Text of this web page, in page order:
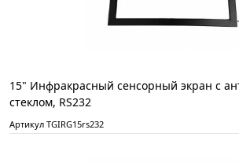
15" Инфракрасный сенсорный экран с
стеклом, RS232
Артикул TGIRG15rs232